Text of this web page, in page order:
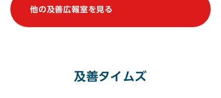
他の及善広報室を見る
及善タイムズ